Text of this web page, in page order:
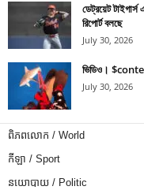
ডেট্রয়েট
রিপোর্ট বলছে
July 30, 2026
ভিডিও।
July 30, 2026
ពិភពលោក / World
កីឡា / Sport
នយោបាយ / Politic